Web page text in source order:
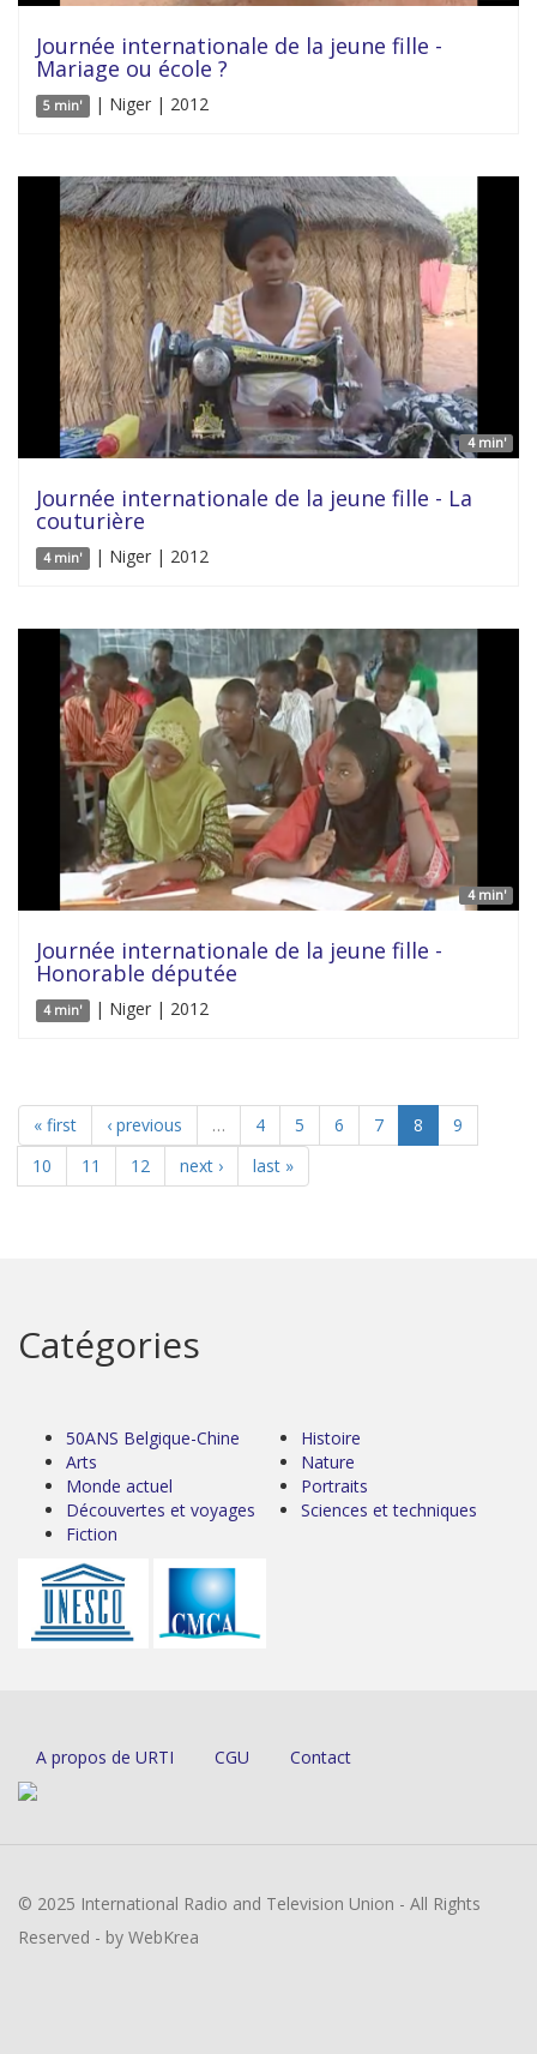
Journée internationale de la jeune fille -
Mariage ou école ?
5 min' | Niger | 2012
4 min'
Journée internationale de la jeune fille - La
couturière
4 min' | Niger | 2012
4 min'
Journée internationale de la jeune fille -
Honorable députée
4 min' | Niger | 2012
« first ‹ previous … 4 5 6 7 8
9
10
11 12 next › last »
Catégories
50ANS Belgique-Chine
Arts
Monde actuel
Découvertes et voyages
Fiction
Histoire
Nature
Portraits
Sciences et techniques
A propos de URTI CGU Contact
© 2025 International Radio and Television Union - All Rights
Reserved - by WebKrea